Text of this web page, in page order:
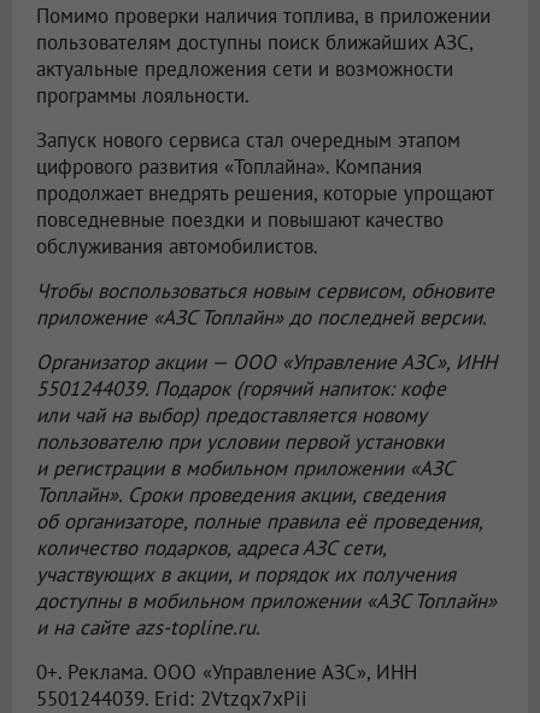
Помимо проверки наличия топлива, в приложении
пользователям доступны поиск ближайших АЗС,
актуальные предложения сети и возможности
программы лояльности.
Запуск нового сервиса стал очередным этапом
цифрового развития «Топлайна». Компания
продолжает внедрять решения, которые упрощают
повседневные поездки и повышают качество
обслуживания автомобилистов.
Чтобы воспользоваться новым сервисом, обновите
приложение «АЗС Топлайн» до последней версии.
Организатор акции — ООО «Управление АЗС», ИНН
5501244039. Подарок (горячий напиток: кофе
или чай на выбор) предоставляется новому
пользователю при условии первой установки
и регистрации в мобильном приложении «АЗС
Топлайн». Сроки проведения акции, сведения
об организаторе, полные правила её проведения,
количество подарков, адреса АЗС сети,
участвующих в акции, и порядок их получения
доступны в мобильном приложении «АЗС Топлайн»
и на сайте azs-topline.ru.
0+. Реклама. ООО «Управление АЗС», ИНН
5501244039. Erid: 2Vtzqx7xPii